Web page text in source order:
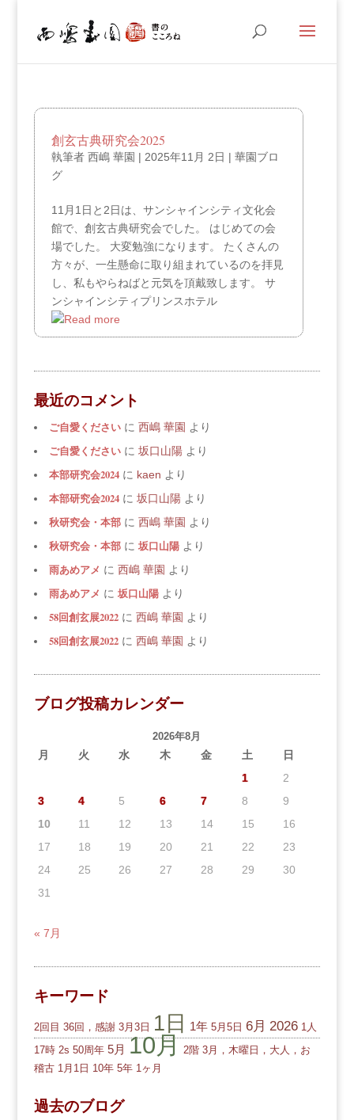
創玄古典研究会2025
執筆者 西嶋 華園 | 2025年11月 2日 | 華園ブロ
グ
11月1日と2日は、サンシャインシティ文化会
館で、創玄古典研究会でした。 はじめての会
場でした。 大変勉強になります。 たくさんの
方々が、一生懸命に取り組まれているのを拝見
し、私もやらねばと元気を頂戴致します。 サ
ンシャインシティプリンスホテル
最近のコメント
ご自愛くださいに 西嶋 華園 より
ご自愛くださいに 坂口山陽より
本部研究会2024に kaen より
本部研究会2024に 坂口山陽より
秋研究会・本部に 西嶋 華園 より
秋研究会・本部に 坂口山陽より
雨あめアメ に 西嶋 華園 より
雨あめアメ に 坂口山陽より
58回創玄展2022に 西嶋 華園 より
58回創玄展2022に 西嶋 華園 より
ブログ投稿カレンダー
2026年8月
月 火 水 木 金 土
日
1
2
3
4 5 6 7 8
9
10
11 12 13 14 15
16
17
18 19 20 21 22
23
24
25 26 27 28 29
30
31
« 7月
キーワード
2回目 36回，感謝 3月3日 1日 1年 5月5日 6月 2026 1人
17時 2s 50周年 5月 10月 2階 3月，木曜日，大人，お
稽古 1月1日 10年 5年 1ヶ月
過去のブログ